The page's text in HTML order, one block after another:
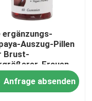
ergänzungs-
Auszug-Pillen
Brust-
Frauen
Anfrage absenden